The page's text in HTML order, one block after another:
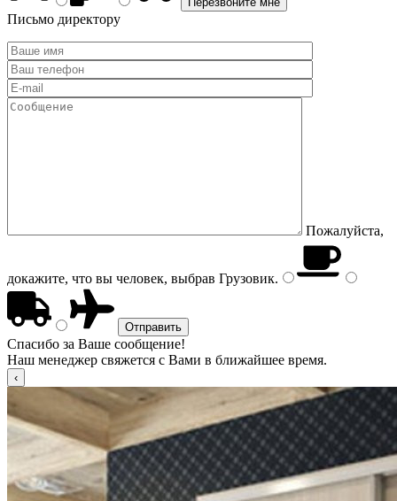
Письмо директору
Пожалуйста,
докажите, что вы человек, выбрав Грузовик.
Спасибо за Ваше сообщение!
Наш менеджер свяжется с Вами в ближайшее время.